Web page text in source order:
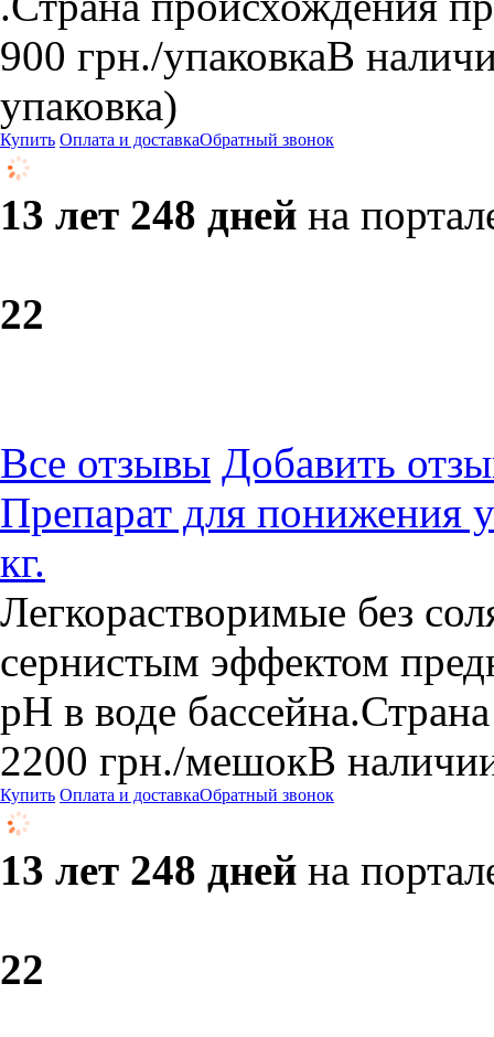
900 грн./упаковкаВ
упаковка)
Купить Оплата и доставкаОбратный звонок
13 лет 248 дней на
22
Все отзывы Добавить
Препарат для понижения
кг.
Легкорастворимые без
сернистым эффектом
рН в воде
2200 грн./мешокВ
Купить Оплата и доставкаОбратный звонок
13 лет 248 дней на
22